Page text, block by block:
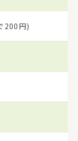
200円)